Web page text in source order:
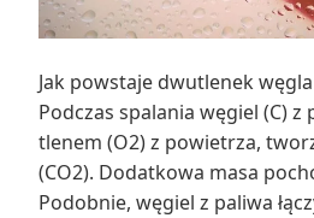
Jak powstaje dwutlenek
Podczas spalania węgiel (C) z
tlenem (O2) z powietrza,
(CO2). Dodatkowa masa
Podobnie, węgiel z paliwa